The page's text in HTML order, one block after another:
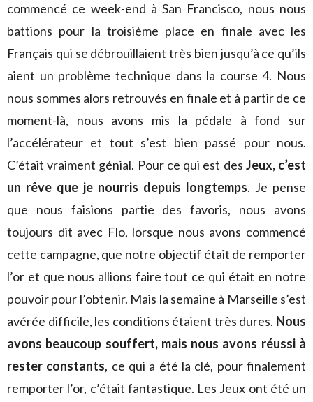
commencé ce week-end à San Francisco, nous nous
battions pour la troisième place en finale avec les
Français qui se débrouillaient très bien jusqu’à ce qu’ils
aient un problème technique dans la course 4. Nous
nous sommes alors retrouvés en finale et à partir de ce
moment-là, nous avons mis la pédale à fond sur
l’accélérateur et tout s’est bien passé pour nous.
C’était vraiment génial. Pour ce qui est des Jeux, c’est
un rêve que je nourris depuis longtemps. Je pense
que nous faisions partie des favoris, nous avons
toujours dit avec Flo, lorsque nous avons commencé
cette campagne, que notre objectif était de remporter
l’or et que nous allions faire tout ce qui était en notre
pouvoir pour l’obtenir. Mais la semaine à Marseille s’est
avérée difficile, les conditions étaient très dures. Nous
avons beaucoup souffert, mais nous avons réussi à
rester constants, ce qui a été la clé, pour finalement
remporter l’or, c’était fantastique. Les Jeux ont été un